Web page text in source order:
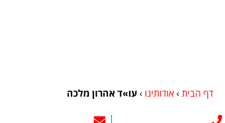
דף הבית ›אודותינו ›עו»ד אהרון מלכה